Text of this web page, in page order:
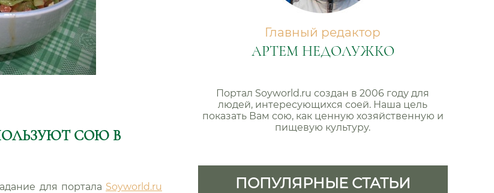
СОЮ В
для портала Soyworld.ru
Главный редактор
АРТЕМ НЕДОЛУЖКО
Портал Soyworld.ru создан в 2006 году для
людей, интересующихся соей. Наша цель
показать Вам сою, как ценную хозяйственную и
пищевую культуру.
ПОПУЛЯРНЫЕ СТАТЬИ